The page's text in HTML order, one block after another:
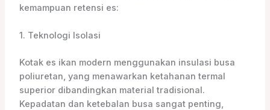
kemampuan retensi es:
1. Teknologi Isolasi
Kotak es ikan modern menggunakan insulasi busa
poliuretan, yang menawarkan ketahanan termal
superior dibandingkan material tradisional.
Kepadatan dan ketebalan busa sangat penting,